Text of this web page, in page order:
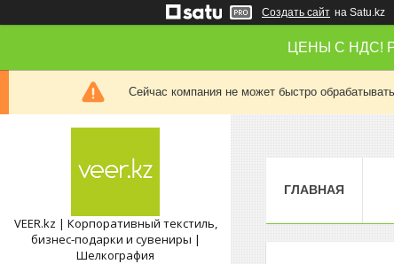
Создать сайт на Satu.kz
ЦЕНЫ С НДС!
Сейчас компания не может быстро
VEER.kz | Корпоративный текстиль,
бизнес-подарки и сувениры |
Шелкография
ГЛАВНАЯ